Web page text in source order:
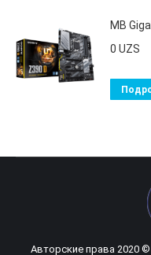
MB
0 UZS
Авторские права 2020